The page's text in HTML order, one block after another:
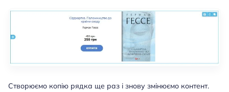
Створюємо копію рядка ще раз і знову змінюємо контент.